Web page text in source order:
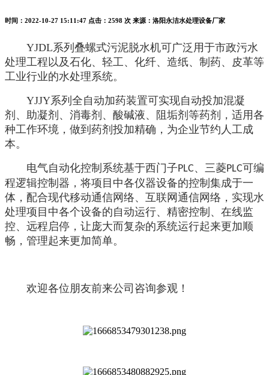
时间：2022-10-27 15:11:47 点击：2598 次 来源：洛阳永洁水处理设备厂家
YJDL系列叠螺式污泥脱水机可广泛用于市政污水
处理工程以及石化、轻工、化纤、造纸、制药、皮革等
工业行业的水处理系统。
YJJY系列全自动加药装置可实现自动投加混凝
剂、助凝剂、消毒剂、酸碱液、阻垢剂等药剂，适用各
种工作环境，做到药剂投加精确，为企业节约人工成
本。
电气自动化控制系统基于西门子PLC、三菱PLC可编
程逻辑控制器，将项目中各仪器设备的控制集成于一
体，配合现代移动通信网络、互联网通信网络，实现水
处理项目中各个设备的自动运行、精密控制、在线监
控、远程启停，让庞大而复杂的系统运行起来更加顺
畅，管理起来更加简单。
欢迎各位朋友前来公司咨询参观！